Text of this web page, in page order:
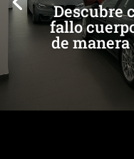
Descubre
fallo
de